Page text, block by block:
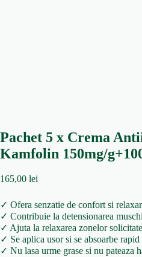
Pachet 5 x Crema
Kamfolin 150mg/
165,00 lei
✓ Ofera senzatie de confort si
✓ Contribuie la detensionarea
✓ Ajuta la relaxarea zonelor
✓ Se aplica usor si se absoarbe
✓ Nu lasa urme grase si nu pateaza